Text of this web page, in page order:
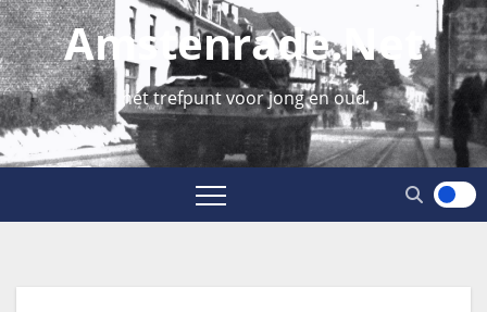
Amstenrade.net
hét trefpunt voor jong en oud